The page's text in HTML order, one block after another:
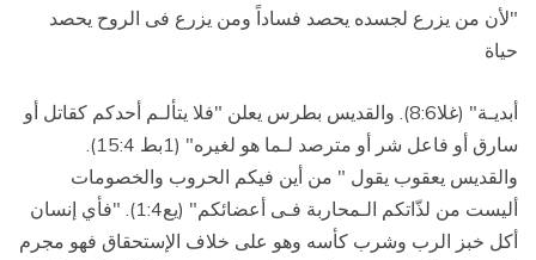
"لأن من يزرع لجسده يحصد فساداً ومن يزرع فى الروح يحصد
حياة
أبديـة" (غلا8:6). والقديس بطرس يعلن "فلا يتألـم أحدكم كقاتل أو
سارق أو فاعل شر أو مترصد لـما هو لغيره" (1بط 15:4).
والقديس يعقوب يقول " من أين فيكم الحروب والخصومات
أليست من لذّاتكم الـمحاربة فـى أعضائكم" (يع1:4). "فأي إنسان
أكل خبز الرب وشرب كأسه وهو على خلاف الإستحقاق فهو مجرم